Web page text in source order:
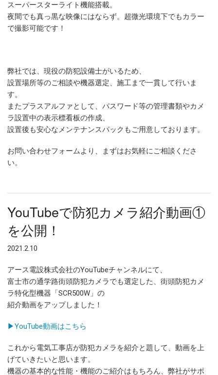
スーパースターライト機能搭載。
夜間でも真っ黒な映像にはならず。超微光環境下でもカラー
で撮影可能です！
弊社では、現役の防犯設備士がいるため、
設置場所等のご相談や機器選定、施工まで一貫して行いま
す。
またプラスアルファとして、パスワード等の管理書類やカメ
ラ設置中の表示標看板の作成、
設置後も安心なメンテナンスパックもご用意しております。
お問い合わせフォームより、まずはお気軽にご相談くださ
い。
YouTubeで防犯カメラ紹介動画①
を公開！
2021.2.10
アース電設株式会社のYouTubeチャンネルにて、
富士市の通学路街頭防犯カメラでも選定した、街頭防犯カメ
ラ特化型機器「SCR500W」の
紹介動画をアップしました！
▶YouTube動画はこちら
これから電気工事店が防犯カメラを紹介と題して、動画を上
げていきたいと思います。
機器の基本的な性能・機能のご紹介はもちろん、弊社がサポ